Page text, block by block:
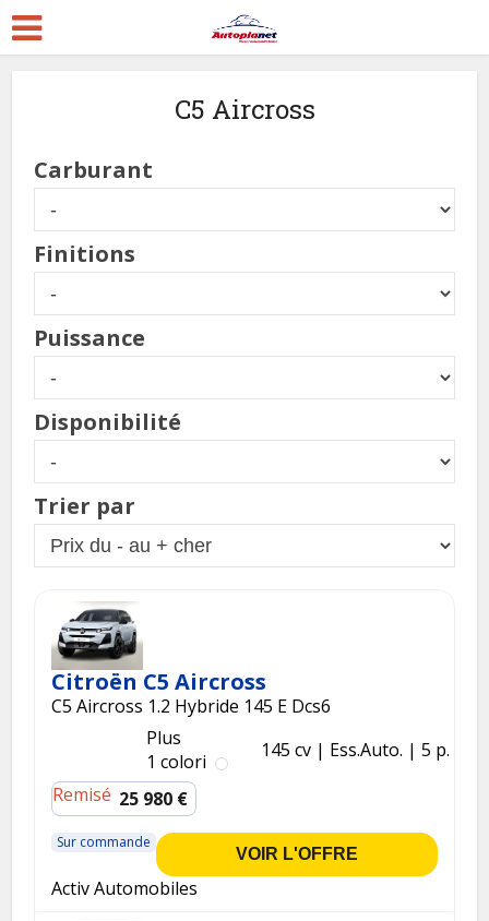
C5 Aircross
Carburant
Finitions
Puissance
Disponibilité
Trier par
Citroën C5 Aircross
C5 Aircross 1.2 Hybride 145 E Dcs6
Plus
1 colori
145 cv Ess.Auto.
5 p.
Remisé 25 980 €
Sur commande
VOIR L'OFFRE
Activ Automobiles